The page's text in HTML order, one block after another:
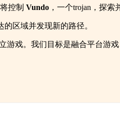
控制 Vundo ，一个trojan，探
区域并发现新的路径。
戏。我们目标是融合平台游